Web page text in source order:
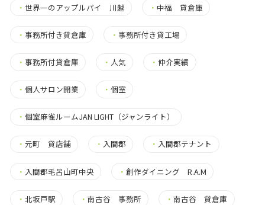
・ 世界一のアップルパイ 川越 ・中福 貸倉庫
・ 事務所付き貸倉庫 ・ 事務所付き貸工場
・ 事務所付貸倉庫 ・ 人気 ・仲介実績
・ 個人サロン開業 ・個室
・ 個室麻雀ルームJAN LIGHT（ジャンライト）
・ 元町 貸店舗 ・ 入間郡 ・ 入間郡テナント
・ 入間郡毛呂山町中央 ・創作ダイニング R.A.M
・ 北坂戸駅 ・南古谷 事務所 ・南古谷 貸倉庫